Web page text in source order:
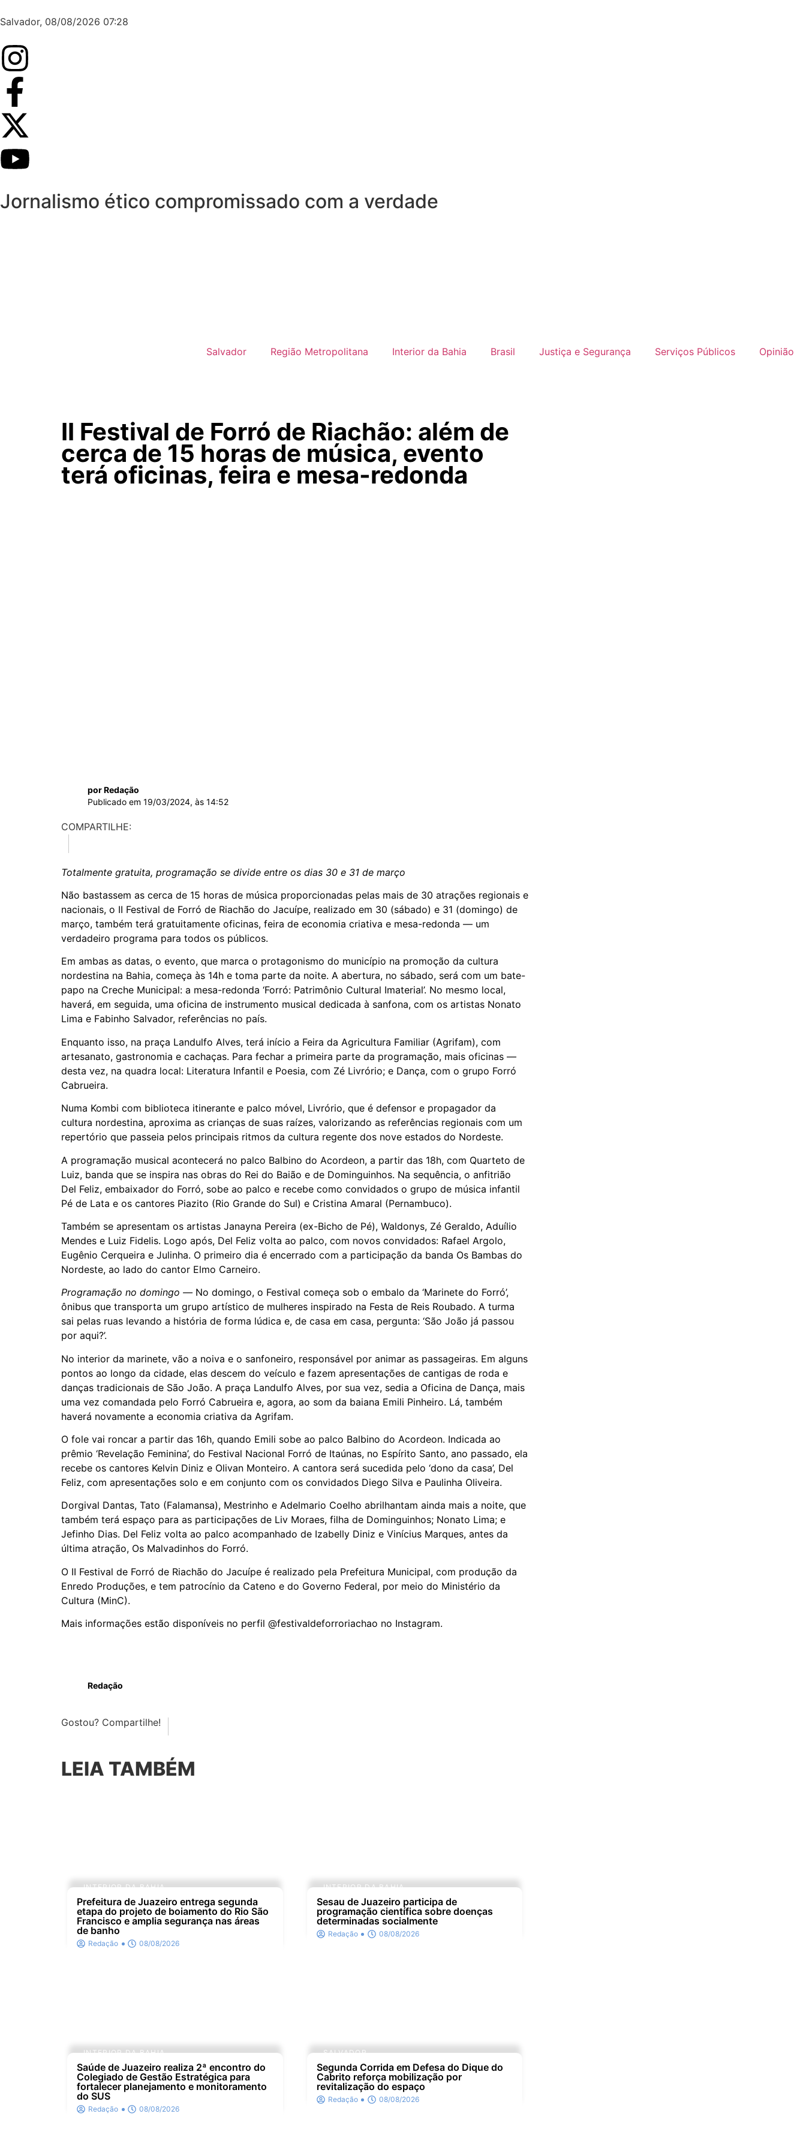
Salvador, 08/08/2026 07:28
Jornalismo ético compromissado com a verdade
Salvador Região Metropolitana Interior da Bahia Brasil Justiça e Segurança Serviços Públicos Opinião
II Festival de Forró de Riachão: além de
cerca de 15 horas de música, evento
terá oficinas, feira e mesa-redonda
por Redação
Publicado em 19/03/2024, às 14:52
COMPARTILHE:
Totalmente gratuita, programação se divide entre os dias 30 e 31 de março
Não bastassem as cerca de 15 horas de música proporcionadas pelas mais de 30 atrações regionais e
nacionais, o II Festival de Forró de Riachão do Jacuípe, realizado em 30 (sábado) e 31 (domingo) de
março, também terá gratuitamente oficinas, feira de economia criativa e mesa-redonda — um
verdadeiro programa para todos os públicos.
Em ambas as datas, o evento, que marca o protagonismo do município na promoção da cultura
nordestina na Bahia, começa às 14h e toma parte da noite. A abertura, no sábado, será com um bate-
papo na Creche Municipal: a mesa-redonda ‘Forró: Patrimônio Cultural Imaterial’. No mesmo local,
haverá, em seguida, uma oficina de instrumento musical dedicada à sanfona, com os artistas Nonato
Lima e Fabinho Salvador, referências no país.
Enquanto isso, na praça Landulfo Alves, terá início a Feira da Agricultura Familiar (Agrifam), com
artesanato, gastronomia e cachaças. Para fechar a primeira parte da programação, mais oficinas —
desta vez, na quadra local: Literatura Infantil e Poesia, com Zé Livrório; e Dança, com o grupo Forró
Cabrueira.
Numa Kombi com biblioteca itinerante e palco móvel, Livrório, que é defensor e propagador da
cultura nordestina, aproxima as crianças de suas raízes, valorizando as referências regionais com um
repertório que passeia pelos principais ritmos da cultura regente dos nove estados do Nordeste.
A programação musical acontecerá no palco Balbino do Acordeon, a partir das 18h, com Quarteto de
Luiz, banda que se inspira nas obras do Rei do Baião e de Dominguinhos. Na sequência, o anfitrião
Del Feliz, embaixador do Forró, sobe ao palco e recebe como convidados o grupo de música infantil
Pé de Lata e os cantores Piazito (Rio Grande do Sul) e Cristina Amaral (Pernambuco).
Também se apresentam os artistas Janayna Pereira (ex-Bicho de Pé), Waldonys, Zé Geraldo, Aduílio
Mendes e Luiz Fidelis. Logo após, Del Feliz volta ao palco, com novos convidados: Rafael Argolo,
Eugênio Cerqueira e Julinha. O primeiro dia é encerrado com a participação da banda Os Bambas do
Nordeste, ao lado do cantor Elmo Carneiro.
Programação no domingo — No domingo, o Festival começa sob o embalo da ‘Marinete do Forró’,
ônibus que transporta um grupo artístico de mulheres inspirado na Festa de Reis Roubado. A turma
sai pelas ruas levando a história de forma lúdica e, de casa em casa, pergunta: ‘São João já passou
por aqui?’.
No interior da marinete, vão a noiva e o sanfoneiro, responsável por animar as passageiras. Em alguns
pontos ao longo da cidade, elas descem do veículo e fazem apresentações de cantigas de roda e
danças tradicionais de São João. A praça Landulfo Alves, por sua vez, sedia a Oficina de Dança, mais
uma vez comandada pelo Forró Cabrueira e, agora, ao som da baiana Emili Pinheiro. Lá, também
haverá novamente a economia criativa da Agrifam.
O fole vai roncar a partir das 16h, quando Emili sobe ao palco Balbino do Acordeon. Indicada ao
prêmio ‘Revelação Feminina’, do Festival Nacional Forró de Itaúnas, no Espírito Santo, ano passado, ela
recebe os cantores Kelvin Diniz e Olivan Monteiro. A cantora será sucedida pelo ‘dono da casa’, Del
Feliz, com apresentações solo e em conjunto com os convidados Diego Silva e Paulinha Oliveira.
Dorgival Dantas, Tato (Falamansa), Mestrinho e Adelmario Coelho abrilhantam ainda mais a noite, que
também terá espaço para as participações de Liv Moraes, filha de Dominguinhos; Nonato Lima; e
Jefinho Dias. Del Feliz volta ao palco acompanhado de Izabelly Diniz e Vinícius Marques, antes da
última atração, Os Malvadinhos do Forró.
O II Festival de Forró de Riachão do Jacuípe é realizado pela Prefeitura Municipal, com produção da
Enredo Produções, e tem patrocínio da Cateno e do Governo Federal, por meio do Ministério da
Cultura (MinC).
Mais informações estão disponíveis no perfil @festivaldeforroriachao no Instagram.
Redação
Gostou? Compartilhe!
LEIA TAMBÉM
INTERIOR DA BAHIA
Prefeitura de Juazeiro entrega segunda
etapa do projeto de boiamento do Rio São
Francisco e amplia segurança nas áreas
de banho
Redação 08/08/2026
INTERIOR DA BAHIA
Sesau de Juazeiro participa de
programação científica sobre doenças
determinadas socialmente
Redação 08/08/2026
INTERIOR DA BAHIA
Saúde de Juazeiro realiza 2ª encontro do
Colegiado de Gestão Estratégica para
fortalecer planejamento e monitoramento
do SUS
Redação 08/08/2026
SALVADOR
Segunda Corrida em Defesa do Dique do
Cabrito reforça mobilização por
revitalização do espaço
Redação 08/08/2026